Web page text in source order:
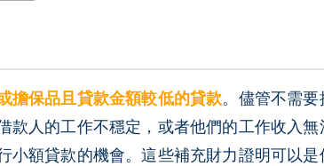
擔保品且貸款金額較低的貸款。儘管不需
人的工作不穩定，或者他們的工作收入
額貸款的機會。這些補充財力證明可以